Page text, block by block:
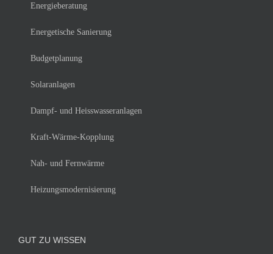
Energieberatung
Energetische Sanierung
Budgetplanung
Solaranlagen
Dampf- und Heisswasseranlagen
Kraft-Wärme-Kopplung
Nah- und Fernwärme
Heizungsmodernisierung
GUT ZU WISSEN